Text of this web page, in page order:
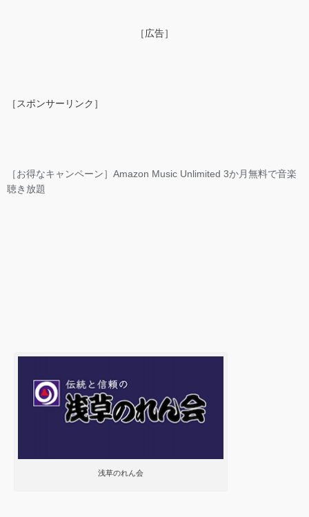
［広告］
［スポンサーリンク］
［お得なキャンペーン］Amazon Music Unlimited 3か月無料で音楽
聴き放題
浅草のれん会